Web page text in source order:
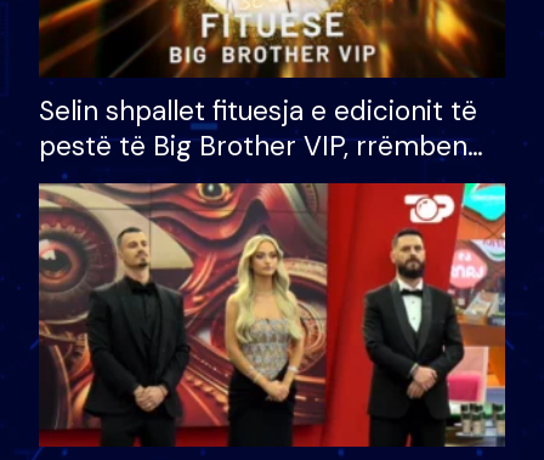
Selin shpallet fituesja e edicionit të
pestë të Big Brother VIP, rrëmben
çmimin e madh prej 100 mijë eurosh